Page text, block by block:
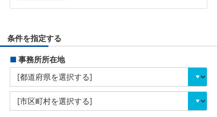
条件を指定する
■ 事務所所在地